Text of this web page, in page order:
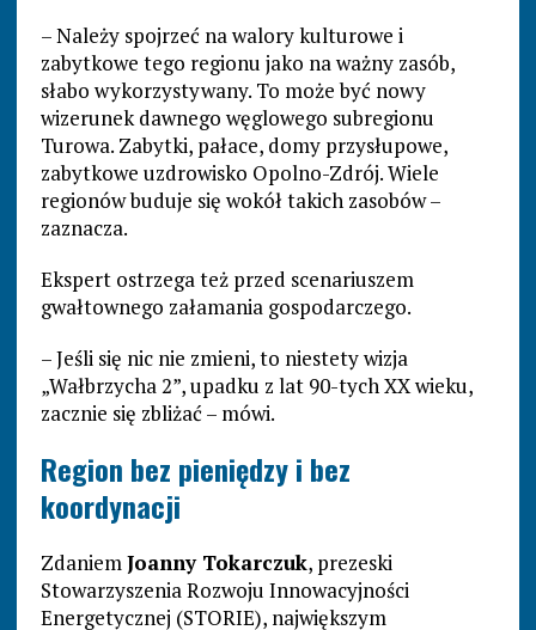
– Należy spojrzeć na walory kulturowe i
zabytkowe tego regionu jako na ważny zasób,
słabo wykorzystywany. To może być nowy
wizerunek dawnego węglowego subregionu
Turowa. Zabytki, pałace, domy przysłupowe,
zabytkowe uzdrowisko Opolno-Zdrój. Wiele
regionów buduje się wokół takich zasobów –
zaznacza.
Ekspert ostrzega też przed scenariuszem
gwałtownego załamania gospodarczego.
– Jeśli się nic nie zmieni, to niestety wizja
„Wałbrzycha 2”, upadku z lat 90-tych XX wieku,
zacznie się zbliżać – mówi.
Region bez pieniędzy i bez
koordynacji
ZdaniemJoanny Tokarczuk, prezeski
Stowarzyszenia Rozwoju Innowacyjności
Energetycznej (STORIE), największym